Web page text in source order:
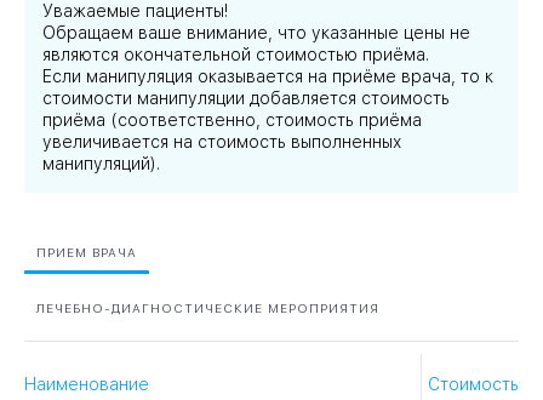
Уважаемые пациенты!
Обращаем ваше внимание, что указанные цены не
являются окончательной стоимостью приёма.
Если манипуляция оказывается на приёме врача, то к
стоимости манипуляции добавляется стоимость
приёма (соответственно, стоимость приёма
увеличивается на стоимость выполненных
манипуляций).
ПРИЕМ ВРАЧА
ЛЕЧЕБНО-ДИАГНОСТИЧЕСКИЕ МЕРОПРИЯТИЯ
Наименование Стоимость